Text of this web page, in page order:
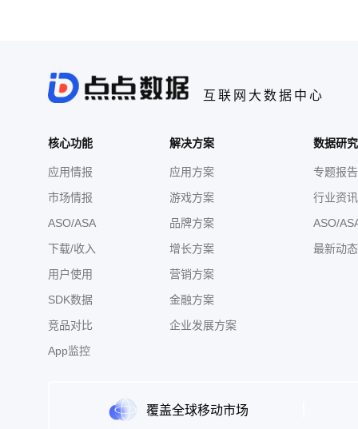
互联网大数据中心
核心功能
应用情报
市场情报
ASO/ASA
下载/收入
用户使用
SDK数据
竞品对比
App监控
解决方案
应用方案
游戏方案
品牌方案
增长方案
营销方案
金融方案
企业发展方案
数据研
专题报告
行业资讯
ASO/
最新动态
覆盖全球移动市场